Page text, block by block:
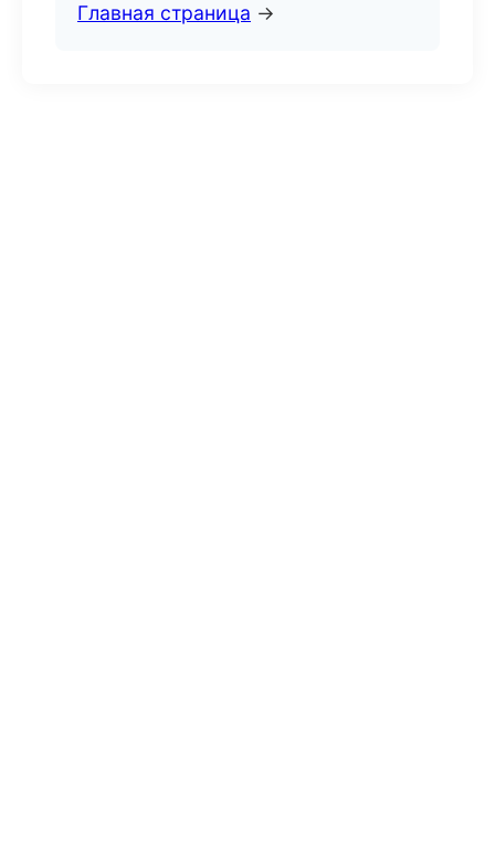
Главная страница →